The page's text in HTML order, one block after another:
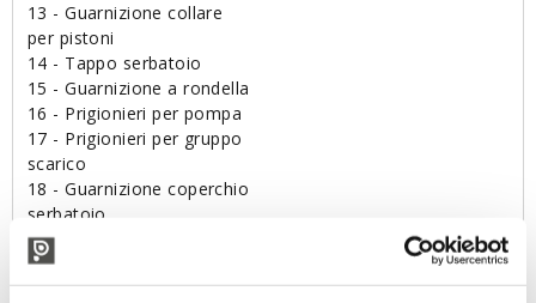
13 - Guarnizione collare
per pistoni
14 - Tappo serbatoio
15 - Guarnizione a rondella
16 - Prigionieri per pompa
17 - Prigionieri per gruppo
scarico
18 - Guarnizione coperchio
serbatoio
19 - Coperchio serbatoio
20 - Viti coperchio
serbatoio